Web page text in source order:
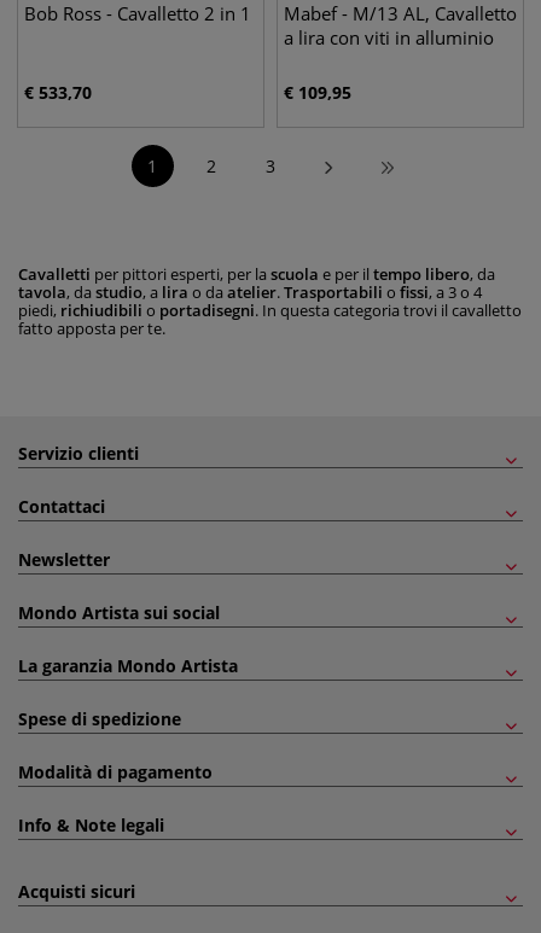
Bob Ross - Cavalletto 2 in 1
€ 533,70
Mabef - M/13 AL, Cavalletto
a lira con viti in alluminio
€ 109,95
1 2 3
Cavalletti per pittori esperti, per la scuola e per il tempo libero, da
tavola, da studio, a lira o da atelier.Trasportabili o fissi, a 3 o 4
piedi, richiudibili o portadisegni. In questa categoria trovi il cavalletto
fatto apposta per te.
Servizio clienti
Contattaci
Newsletter
Mondo Artista sui social
La garanzia Mondo Artista
Spese di spedizione
Modalità di pagamento
Info & Note legali
Acquisti sicuri